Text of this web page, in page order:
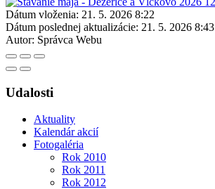
Dátum vloženia: 21. 5. 2026 8:22
Dátum poslednej aktualizácie: 21. 5. 2026 8:43
Autor: Správca Webu
Udalosti
Aktuality
Kalendár akcií
Fotogaléria
Rok 2010
Rok 2011
Rok 2012